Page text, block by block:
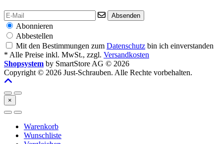
Absenden
Abonnieren
Abbestellen
Mit den Bestimmungen zum Datenschutz bin ich einverstanden
* Alle Preise inkl. MwSt., zzgl. Versandkosten
Shopsystem by SmartStore AG © 2026
Copyright © 2026 Just-Schrauben. Alle Rechte vorbehalten.
×
Warenkorb
Wunschliste